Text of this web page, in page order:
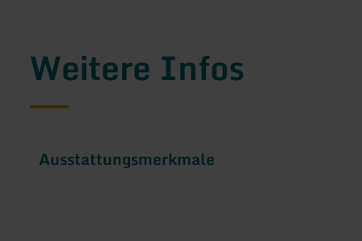
Weitere Infos
Ausstattungsmerkmale